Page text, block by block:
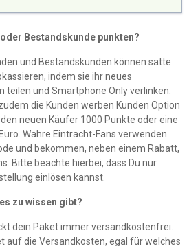
Bestandskunde punkten?
und Bestandskunden können satte
indem sie ihr neues
teilen und Smartphone Only verlinken.
die Kunden werben Kunden Option
neuen Käufer 1000 Punkte oder eine
Wahre Eintracht-Fans verwenden
und bekommen, neben einem Rabatt,
Bitte beachte hierbei, dass Du nur
einlösen kannst.
zu wissen gibt?
dein Paket immer versandkostenfrei.
auf die Versandkosten, egal für welches